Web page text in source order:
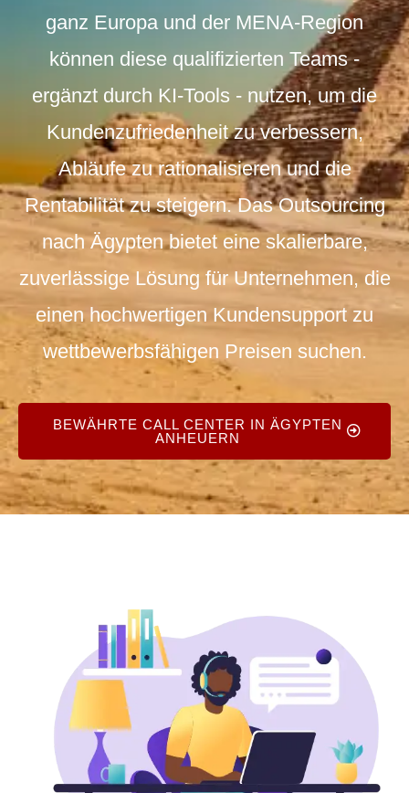
ganz Europa und der MENA-Region
können diese qualifizierten Teams -
ergänzt durch KI-Tools - nutzen, um die
Kundenzufriedenheit zu verbessern,
Abläufe zu rationalisieren und die
Rentabilität zu steigern. Das Outsourcing
nach Ägypten bietet eine skalierbare,
zuverlässige Lösung für Unternehmen, die
einen hochwertigen Kundensupport zu
wettbewerbsfähigen Preisen suchen.
BEWÄHRTE CALL CENTER IN ÄGYPTEN
ANHEUERN